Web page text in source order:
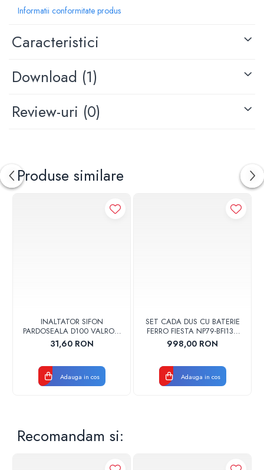
Temperatura maxima: 90°C
Informatii conformitate produs
Caracteristici
Download (1)
Review-uri (0)
Produse similare
INALTATOR SIFON
PARDOSEALA D100 VALROM
17001900004
31,60 RON
Adauga in cos
SET CADA DUS CU BATERIE
FERRO FIESTA NP79-BFI13U
CROM
998,00 RON
Adauga in cos
Recomandam si: